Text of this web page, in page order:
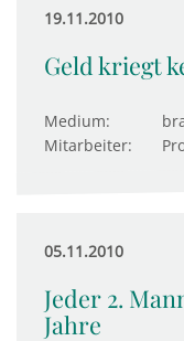
19.11.2010
Geld kriegt
Medium:
Mitarbeiter:
05.11.2010
Jeder 2.
Jahre